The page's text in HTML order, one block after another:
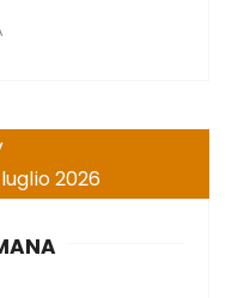
2026